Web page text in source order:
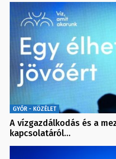
GYŐR - KÖZÉLET
A vízgazdálkodás és a
kapcsolatáról…